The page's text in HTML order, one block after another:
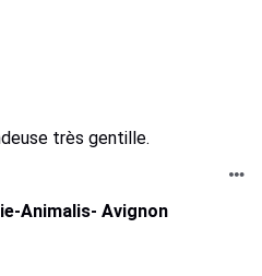
très gentille.
Animalis- Avignon